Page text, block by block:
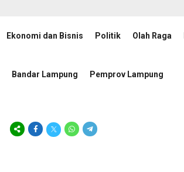
Ekonomi dan Bisnis Politik Olah Raga
Bandar Lampung Pemprov Lampung
JMSI Lampung